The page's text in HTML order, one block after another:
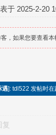
于 2025-2-20
，如果您要查看
遇]: tdl522 发帖时
复